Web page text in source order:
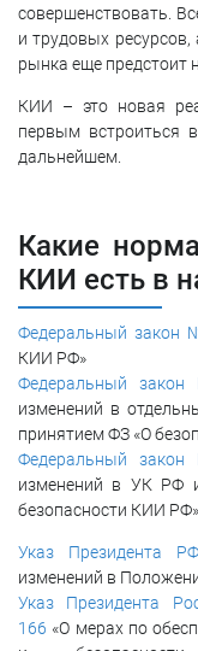
совершенствовать.
и трудовых
рынка еще предстоит
КИИ – это новая
первым встроиться
дальнейшем.
Какие
КИИ есть в
Федеральный закон
КИИ РФ»
Федеральный
изменений в
принятием ФЗ «О
Федеральный
изменений в УК РФ
безопасности КИИ РФ»
Указ Президента
изменений в
Указ Президента
166 «О мерах по